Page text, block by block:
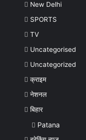
New Delhi
SPORTS
TV
Uncategorised
Uncategorized
क्राइम
नेशनल
बिहार
Patana